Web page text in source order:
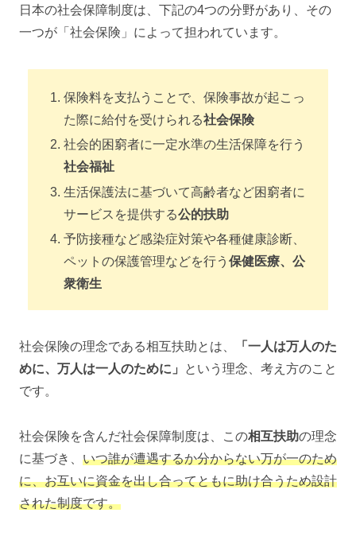
日本の社会保障制度は、下記の4つの分野があり、その
一つが「社会保険」によって担われています。
保険料を支払うことで、保険事故が起こっ
た際に給付を受けられる社会保険
社会的困窮者に一定水準の生活保障を行う
社会福祉
生活保護法に基づいて高齢者など困窮者に
サービスを提供する公的扶助
予防接種など感染症対策や各種健康診断、
ペットの保護管理などを行う保健医療、公
衆衛生
社会保険の理念である相互扶助とは、
「一人は万人のた
めに、万人は一人のために」
という理念、考え方のこと
です。
社会保険を含んだ社会保障制度は、この相互扶助の理念
に基づき、 いつ誰が遭遇するか分からない万が一のため
に、お互いに資金を出し合ってともに助け合うため設計
された制度です。